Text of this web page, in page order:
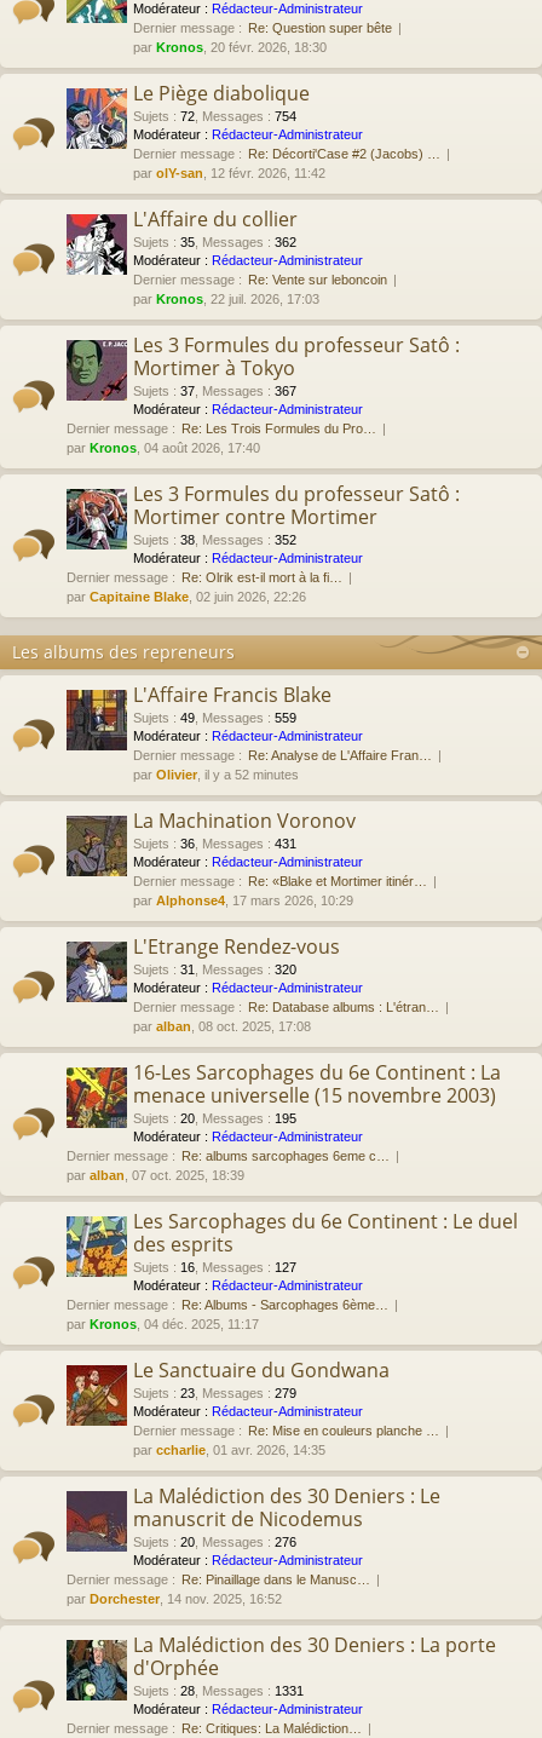
Modérateur : Rédacteur-Administrateur
Dernier message : Re: Question super bête
par Kronos , 20 févr. 2026, 18:30
Le Piège diabolique
Sujets : 72 Messages : 754
Modérateur : Rédacteur-Administrateur
Dernier message : Re: Décorti'Case #2 (Jacobs) …
par olY-san , 12 févr. 2026, 11:42
L'Affaire du collier
Sujets : 35 Messages : 362
Modérateur : Rédacteur-Administrateur
Dernier message : Re: Vente sur leboncoin
par Kronos , 22 juil. 2026, 17:03
Les 3 Formules du professeur Satô :
Mortimer à Tokyo
Sujets : 37 Messages : 367
Modérateur : Rédacteur-Administrateur
Dernier message : Re: Les Trois Formules du Pro…
par Kronos , 04 août 2026, 17:40
Les 3 Formules du professeur Satô :
Mortimer contre Mortimer
Sujets : 38 Messages : 352
Modérateur : Rédacteur-Administrateur
Dernier message : Re: Olrik est-il mort à la fi…
par Capitaine Blake , 02 juin 2026, 22:26
Les albums des repreneurs
L'Affaire Francis Blake
Sujets : 49 Messages : 559
Modérateur : Rédacteur-Administrateur
Dernier message : Re: Analyse de L'Affaire Fran…
par Olivier , il y a 52 minutes
La Machination Voronov
Sujets : 36 Messages : 431
Modérateur : Rédacteur-Administrateur
Dernier message : Re: «Blake et Mortimer itinér…
par Alphonse4 , 17 mars 2026, 10:29
L'Etrange Rendez-vous
Sujets : 31 Messages : 320
Modérateur : Rédacteur-Administrateur
Dernier message : Re: Database albums : L'étran…
par alban , 08 oct. 2025, 17:08
16-Les Sarcophages du 6e Continent : La
menace universelle (15 novembre 2003)
Sujets : 20 Messages : 195
Modérateur : Rédacteur-Administrateur
Dernier message : Re: albums sarcophages 6eme c…
par alban , 07 oct. 2025, 18:39
Les Sarcophages du 6e Continent : Le duel
des esprits
Sujets : 16 Messages : 127
Modérateur : Rédacteur-Administrateur
Dernier message : Re: Albums - Sarcophages 6ème…
par Kronos , 04 déc. 2025, 11:17
Le Sanctuaire du Gondwana
Sujets : 23 Messages : 279
Modérateur : Rédacteur-Administrateur
Dernier message : Re: Mise en couleurs planche …
par ccharlie , 01 avr. 2026, 14:35
La Malédiction des 30 Deniers : Le
manuscrit de Nicodemus
Sujets : 20 Messages : 276
Modérateur : Rédacteur-Administrateur
Dernier message : Re: Pinaillage dans le Manusc…
par Dorchester , 14 nov. 2025, 16:52
La Malédiction des 30 Deniers : La porte
d'Orphée
Sujets : 28 Messages : 1331
Modérateur : Rédacteur-Administrateur
Dernier message : Re: Critiques: La Malédiction…